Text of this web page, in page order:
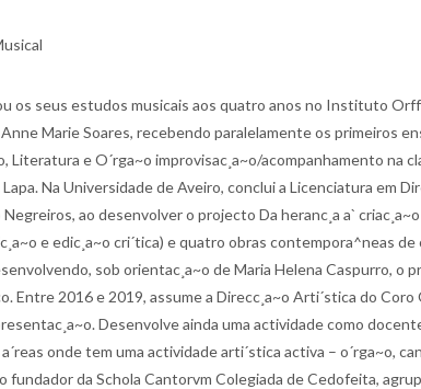
os seus estudos musicais aos quatro anos no Instituto
Marie Soares, recebendo paralelamente os primeiros
Literatura e O´rga~o improvisac¸a~o/acompanhamento na
Na Universidade de Aveiro, conclui a Licenciatura em
ao desenvolver o projecto Da heranc¸a a`
e edic¸a~o cri´tica) e quatro obras contempora^neas
sob orientac¸a~o de Maria Helena Caspurro,
Entre 2016 e 2019, assume a Direcc¸a~o Arti´stica do
Desenvolve ainda uma actividade como
onde tem uma actividade arti´stica activa – o´rga~o,
fundador da Schola Cantorvm Colegiada de Cedofeita,